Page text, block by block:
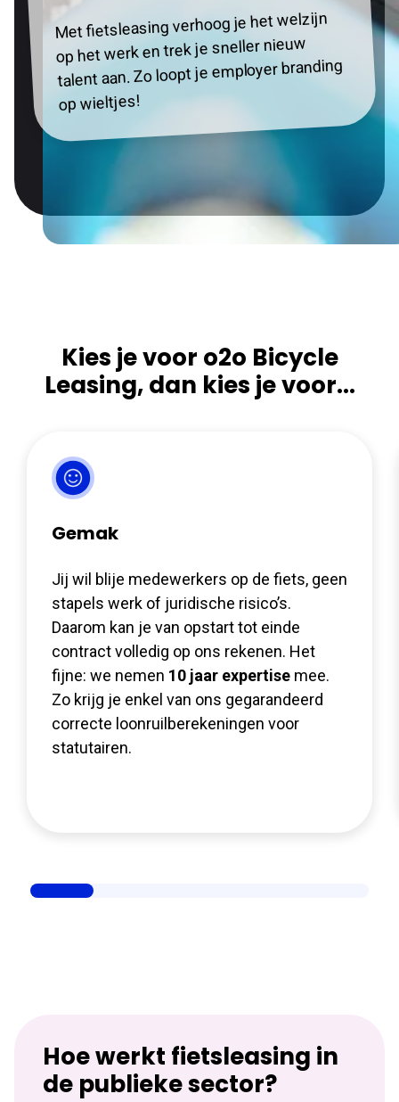
Met fietsleasing verhoog je het welzijn
op het werk en trek je sneller nieuw
talent aan. Zo loopt je employer branding
op wieltjes!
Kies je voor o2o Bicycle
Leasing, dan kies je voor...
Gemak
Jij wil blije medewerkers op de fiets, geen
stapels werk of juridische risico’s.
Daarom kan je van opstart tot einde
contract volledig op ons rekenen. Het
fijne: we nemen 10 jaar expertise mee.
Zo krijg je enkel van ons gegarandeerd
correcte loonruilberekeningen voor
statutairen.
Hoe werkt fietsleasing in
de publieke sector?